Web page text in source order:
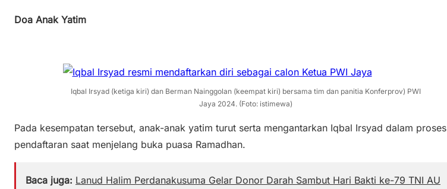
Doa Anak Yatim
Iqbal Irsyad (ketiga kiri) dan Berman Nainggolan (keempat kiri) bersama tim dan panitia Konferprov) PWI
Jaya 2024. (Foto: istimewa)
Pada kesempatan tersebut, anak-anak yatim turut serta mengantarkan Iqbal Irsyad dalam proses
pendaftaran saat menjelang buka puasa Ramadhan.
Baca juga: Lanud Halim Perdanakusuma Gelar Donor Darah Sambut Hari Bakti ke-79 TNI AU